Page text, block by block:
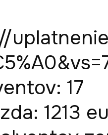
17
1213